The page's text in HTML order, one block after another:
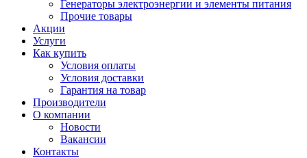
Генераторы электроэнергии и элементы питания
Прочие товары
Акции
Услуги
Как купить
Условия оплаты
Условия доставки
Гарантия на товар
Производители
О компании
Новости
Вакансии
Контакты